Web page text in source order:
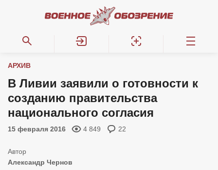
АРХИВ
В Ливии заявили о готовности к
созданию правительства
национального согласия
15 февраля 2016 4 849 22
Александр Чернов